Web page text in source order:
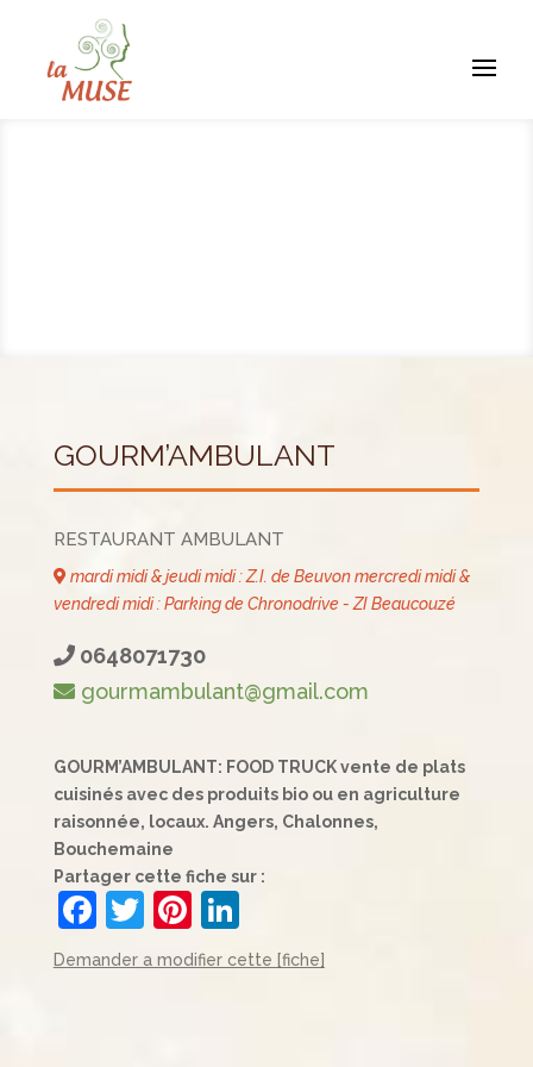
GOURM’AMBULANT
RESTAURANT AMBULANT
mardi midi & jeudi midi : Z.I. de Beuvon mercredi midi &
vendredi midi : Parking de Chronodrive - ZI Beaucouzé
0648071730
gourmambulant@gmail.com
GOURM’AMBULANT: FOOD TRUCK vente de plats
cuisinés avec des produits bio ou en agriculture
raisonnée, locaux. Angers, Chalonnes,
Bouchemaine
Partager cette fiche sur :
F
a
T
w
Pi
nt
Li
n
Demander a modifier cette [fiche]